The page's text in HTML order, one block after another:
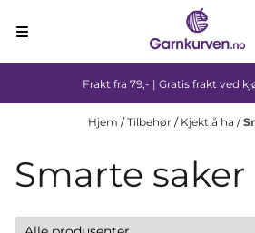
Frakt fra 79,- | Gratis frakt ved
Hjem /Tilbehør / Kjekt å ha /
Smarte saker